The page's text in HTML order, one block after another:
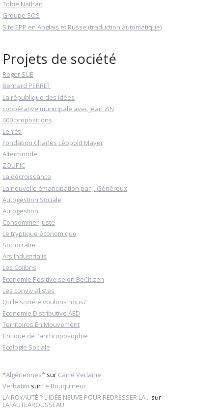
Tobie Nathan
Groupe SOS
Site EPP en Anglais et Russe (traduction automatique)
Projets de société
Roger SUE
Bernard PERRET
La république des idées
coopérative municipale avec Jean ZIN
400 propositions
Le Yéti
Fondation Charles Léopold Mayer
Altermonde
ZOUPIC
La décroissance
La nouvelle émancipation par J. Généreux
Autogestion Sociale
Autogestion
Consommer juste
Le tryptique économique
Sociocratie
Ars Industrialis
Les Colibris
Economie Positive selon BeCitizen
Les convivialistes
Qulle société voulons nous?
Economie Distributive AED
Territoires En Mouvement
Critique de l'anthroposophie
Ecologie Sociale
*Algériennes* sur Carré Verlaine
Verbatim sur Le Bouquineur
LA ROYAUTÉ ? L'IDÉE NEUVE POUR REDRESSER LA... sur
LAFAUTEAROUSSEAU